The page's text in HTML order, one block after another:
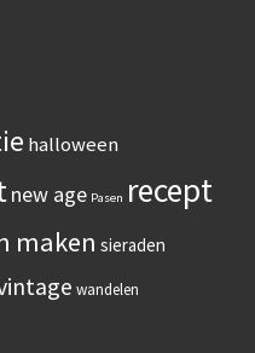
halloween
new age Pasen recept
maken sieraden
wandelen